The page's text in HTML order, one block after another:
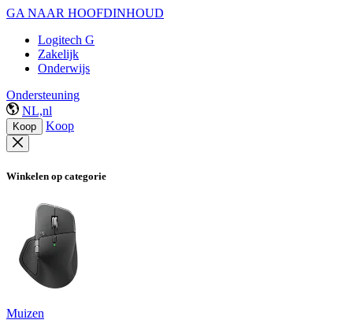
GA NAAR HOOFDINHOUD
Logitech G
Zakelijk
Onderwijs
Ondersteuning
NL,nl
Koop Koop
Winkelen op categorie
Muizen